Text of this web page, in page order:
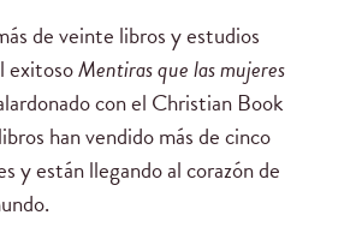
de veinte libros y estudios
exitosoMentiras que las mujeres
con el Christian Book
han vendido más de cinco
y están llegando al corazón de